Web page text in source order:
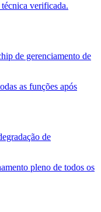
verificada.
de gerenciamento de
as funções após
de
pleno de todos os